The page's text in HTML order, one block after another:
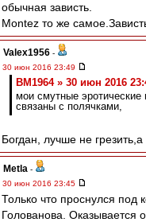
обычная зависть.
Montez то же
Valex1956 -
30 июн 2016 23:49
BM1964 » 30 июн 2016
мои смутные эротические
связаны с полячками,
Богдан, лучше не грезить,а
Metla -
30 июн 2016 23:45
Только что проснулся под
Голованова. Оказывается